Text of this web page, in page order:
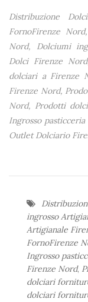
Alternative:
Distribuzione
FornoFirenze
Nord, Dolciumi
Dolci Firenze
dolciari a Firenze
Firenze Nord,
Nord, Prodotti
Ingrosso
Outlet Dolciario
ingrosso
Artigianale
FornoFirenze
Ingrosso
Firenze Nord,
dolciari
dolciari